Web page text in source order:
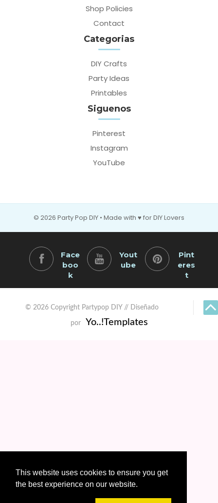
This website uses cookies to ensure you get
the best experience on our website.
Shop Policies
Contact
Categorias
DIY Crafts
Party Ideas
Printables
Siguenos
Pinterest
Instagram
YouTube
© 2026 Party Pop DIY • Made with ♥ for DIY Lovers
Face
boo
k
Yout
ube
Pint
eres
t
© 2026 Copyright Partypop DIY // Diseñado
por Yo..!Templates